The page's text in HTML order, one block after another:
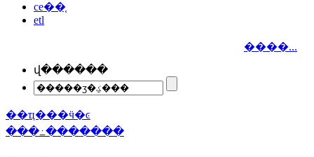
ce��֤
etl
����...
վ������
��ҵ���ӵ�ͼ
���߸�������